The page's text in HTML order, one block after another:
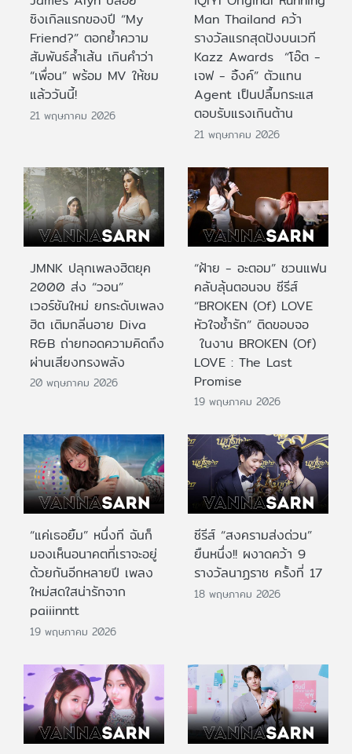
ซิงเกิลแรกของปี “My
Friend?” ตอกย้ำความ
สัมพันธ์ล้ำเส้น เกินคำว่า
“เพื่อน” พร้อม MV ให้ชม
แล้ววันนี้!
21 พฤษภาคม 2026
Man Thailand คว้า
รางวัลแรกสุดปังบนเวที
Kazz Awards “โอ๊ต -
เจฟ - อิ้งค์” ตัวแทน
Agent เป็นปลื้มกระแส
ตอบรับแรงเกินต้าน
21 พฤษภาคม 2026
JMNK ปลุกเพลงฮิตยุค
2000 ส่ง “วอน”
เวอร์ชันใหม่ ยกระดับเพลง
ฮิต เติมกลิ่นอาย Diva
R&B ถ่ายทอดความคิดถึง
ผ่านเสียงทรงพลัง
20 พฤษภาคม 2026
“ฝ้าย - อะตอม” ชวนแฟน
คลับลุ้นตอนจบ ซีรีส์
“BROKEN (Of) LOVE
หัวใจช้ำรัก” ติดขอบจอ
ในงาน BROKEN (Of)
LOVE : The Last
Promise
19 พฤษภาคม 2026
“แค่เธอยิ้ม” หนึ่งที ฉันก็
มองเห็นอนาคตที่เราจะอยู่
ด้วยกันอีกหลายปี เพลง
ใหม่สดใสน่ารักจาก
paiiinntt
19 พฤษภาคม 2026
ซีรีส์ “สงครามส่งด่วน”
ยืนหนึ่ง!! ผงาดคว้า 9
รางวัลนาฏราช ครั้งที่ 17
18 พฤษภาคม 2026